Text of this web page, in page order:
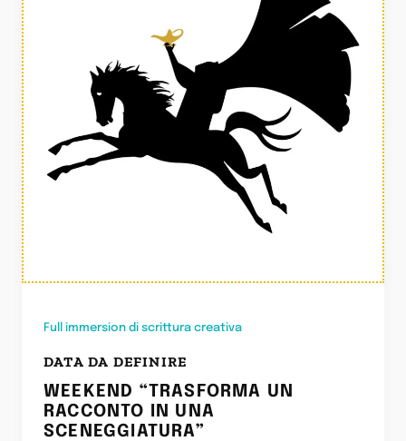
Full immersion di scrittura creativa
DATA DA DEFINIRE
WEEKEND “TRASFORMA UN
RACCONTO IN UNA
SCENEGGIATURA”